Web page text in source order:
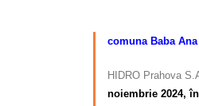
comuna Baba Ana
HIDRO Prahova
noiembrie 2024,